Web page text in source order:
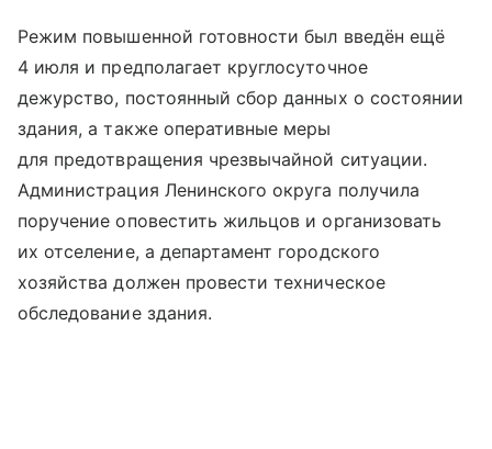
Режим повышенной готовности был введён ещё
4 июля и предполагает круглосуточное
дежурство, постоянный сбор данных о состоянии
здания, а также оперативные меры
для предотвращения чрезвычайной ситуации.
Администрация Ленинского округа получила
поручение оповестить жильцов и организовать
их отселение, а департамент городского
хозяйства должен провести техническое
обследование здания.